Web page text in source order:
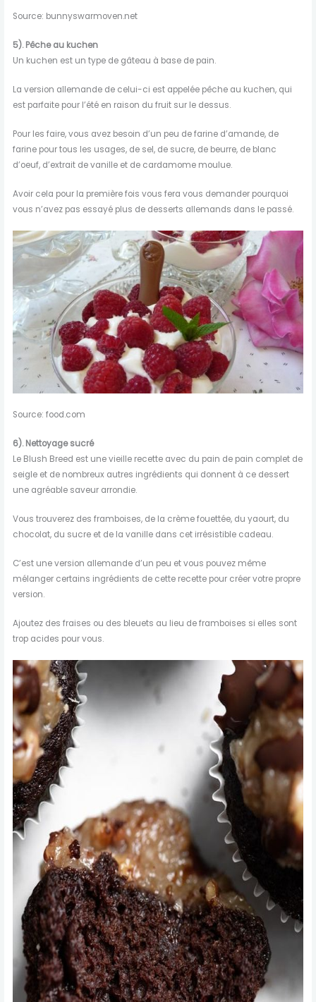
Source: bunnyswarmoven.net
5).Pêche au kuchen
Un kuchen est un type de gâteau à base de pain.
La version allemande de celui-ci est appelée pêche au kuchen, qui
est parfaite pour l’été en raison du fruit sur le dessus.
Pour les faire, vous avez besoin d’un peu de farine d’amande, de
farine pour tous les usages, de sel, de sucre, de beurre, de blanc
d’oeuf, d’extrait de vanille et de cardamome moulue.
Avoir cela pour la première fois vous fera vous demander pourquoi
vous n’avez pas essayé plus de desserts allemands dans le passé.
Source: food.com
6).Nettoyage sucré
Le Blush Breed est une vieille recette avec du pain de pain complet de
seigle et de nombreux autres ingrédients qui donnent à ce dessert
une agréable saveur arrondie.
Vous trouverez des framboises, de la crème fouettée, du yaourt, du
chocolat, du sucre et de la vanille dans cet irrésistible cadeau.
C’est une version allemande d’un peu et vous pouvez même
mélanger certains ingrédients de cette recette pour créer votre propre
version.
Ajoutez des fraises ou des bleuets au lieu de framboises si elles sont
trop acides pour vous.